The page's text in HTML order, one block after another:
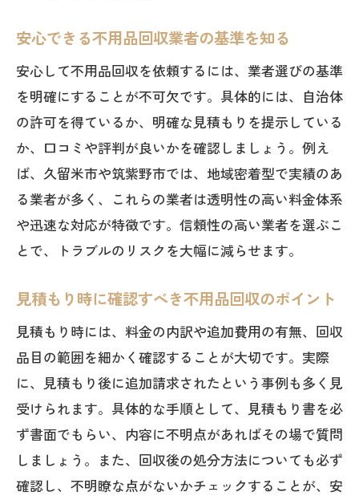
方法
悪質な不用品回収業者の特徴と見分け方
無料回収の裏側にあるトラブル事例を紹
介
不用品回収の口コミを活用した業者選別
のコツ
見積もり時に不用品回収業者を見極める
ポイント
高額請求や不法投棄を避けるための実践策
不用品回収の高額請求を防ぐ契約時の注
不法投棄を避けるための不用品回収業者
選定法
不用品回収の料金トラブルを事前に回避
する方法
適正な不用品回収費用を知るための比較
ポイント
安心できる不用品回収業者の基準を知る
安心して不用品回収を依頼するには、業者選びの基準
を明確にすることが不可欠です。具体的には、自治体
の許可を得ているか、明確な見積もりを提示している
か、口コミや評判が良いかを確認しましょう。例え
ば、久留米市や筑紫野市では、地域密着型で実績のあ
る業者が多く、これらの業者は透明性の高い料金体系
や迅速な対応が特徴です。信頼性の高い業者を選ぶこ
とで、トラブルのリスクを大幅に減らせます。
見積もり時に確認すべき不用品回収のポイント
見積もり時には、料金の内訳や追加費用の有無、回収
品目の範囲を細かく確認することが大切です。実際
に、見積もり後に追加請求されたという事例も多く見
受けられます。具体的な手順として、見積もり書を必
ず書面でもらい、内容に不明点があればその場で質問
しましょう。また、回収後の処分方法についても必ず
確認し、不明瞭な点がないかチェックすることが、安